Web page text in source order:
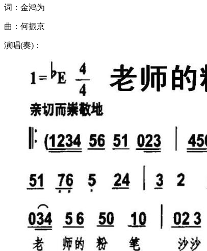
词：金鸿为
曲：何振京
演唱(奏)：